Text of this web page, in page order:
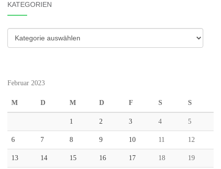
KATEGORIEN
Kategorien
Februar 2023
M D M D F S S
1 2 3 4 5
6 7 8 9 10 11 12
13 14 15 16 17 18 19